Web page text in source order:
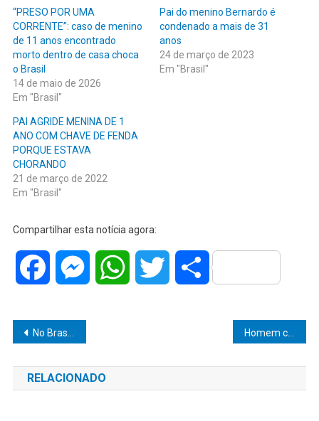
“PRESO POR UMA
CORRENTE”: caso de menino
de 11 anos encontrado
morto dentro de casa choca
o Brasil
14 de maio de 2026
Em "Brasil"
Pai do menino Bernardo é
condenado a mais de 31
anos
24 de março de 2023
Em "Brasil"
PAI AGRIDE MENINA DE 1
ANO COM CHAVE DE FENDA
PORQUE ESTAVA
CHORANDO
21 de março de 2022
Em "Brasil"
Compartilhar esta notícia agora:
Facebook MessengerWhatsAppTwitter Share
Navegação
de
Post
No Brasil, mais de metade das pessoas têm deficiência de vitamina D Homem com vida dupla há 8 anos, assassina a amante e é preso
RELACIONADO